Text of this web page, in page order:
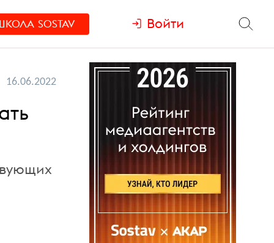
SOSTAV Войти
16.06.2022